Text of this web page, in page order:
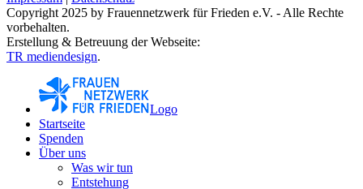
Copyright 2025 by Frauennetzwerk für Frieden e.V. - Alle Rechte
vorbehalten.
Erstellung & Betreuung der Webseite:
TR mediendesign.
Logo
Startseite
Spenden
Über uns
Was wir tun
Entstehung